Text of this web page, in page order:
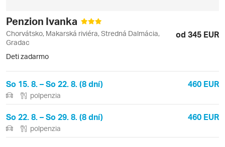
Penzion Ivanka
Chorvátsko, Makarská riviéra, Stredná Dalmácia,
Gradac
od 345 EUR
Deti zadarmo
So 15. 8. – So 22. 8. (8 dní) 460 EUR
polpenzia
So 22. 8. – So 29. 8. (8 dní) 460 EUR
polpenzia